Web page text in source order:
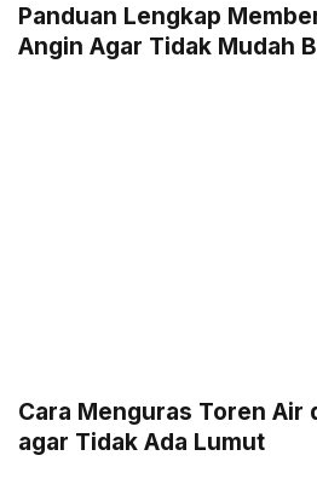
Panduan Lengkap
Angin Agar Tidak Mudah
Cara Menguras Toren Air
agar Tidak Ada Lumut